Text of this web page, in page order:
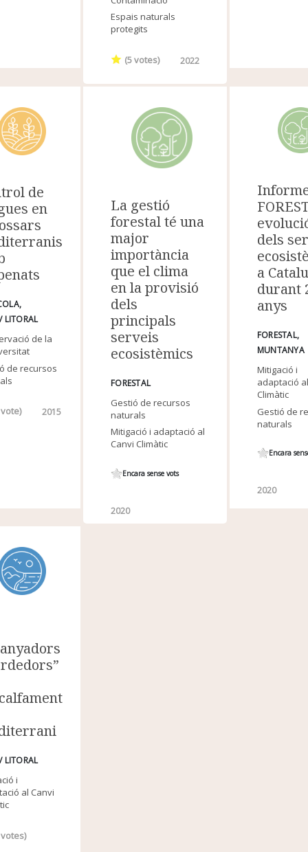
Espais naturals
protegits
(5votes) 2022
de
en
LITORAL
de la
de recursos
2015
La gestió
forestal té una
major
importància
que el clima
en la provisió
dels
principals
serveis
ecosistèmics
FORESTAL
Gestió de recursos
naturals
Mitigació i adaptació al
Canvi Climàtic
Encara sense vots
2020
dels
a
durant
anys
FORESTAL
MUNTANYA
Mitigació i
adaptació
Climàtic
Gestió de
naturals
Encara
2020
LITORAL
i
al Canvi